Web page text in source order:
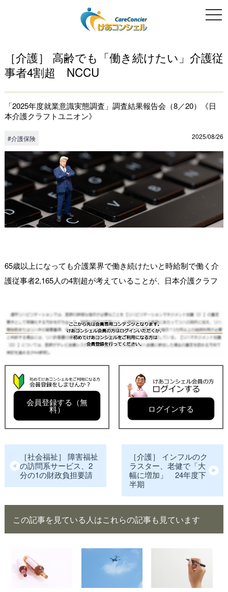
［介護］ 高齢でも「働き続けたい」介護従
事者4割超 NCCU
「2025年度就業意識実態調査」調査結果報告会（8／20）《日
本介護クラフトユニオン》
#介護保険 2025/08/26
65歳以上になっても介護業界で働き続けたいと時給制で働く介
護従事者2,165人の4割超が考えていることが、日本介護クラフ
会員登録する（無
料） ログインする
［社会福祉］ 障害福祉
の訪問系サービス、2
分の1の財政負担要請
［介護］ インフルのク
ラスター、老健で「大
幅に増加」 24年度下
半期
この記事を見ている人はこれらの記事も見ています